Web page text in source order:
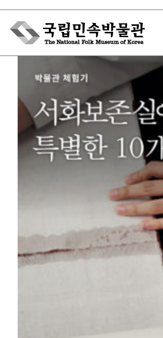
Skip
content
박물관에서는
민속이야기
박물관 홈페이지